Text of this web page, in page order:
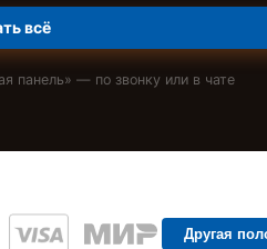
всё
панель» — по звонку или в чате
Другая